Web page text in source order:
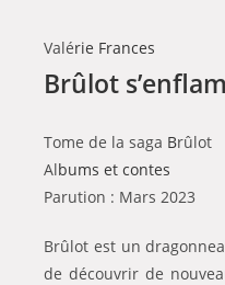
Valérie Frances
Brûlot
Tome de la saga Brûlot
Albums et contes
Parution : Mars 2023
Brûlot est un
de découvrir de